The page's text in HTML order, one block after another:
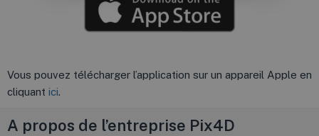
Vous pouvez télécharger l’application sur un appareil Apple en
cliquant ici.
A propos de l’entreprise Pix4D